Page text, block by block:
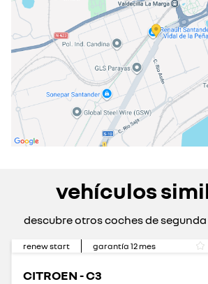
vehículos
descubre otros coches de
renew start garantía 12 mes
CITROEN - C3